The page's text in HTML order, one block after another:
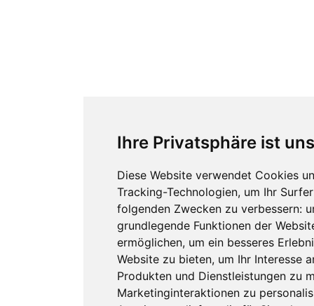
Ihre Privatsphäre ist
Diese Website verwendet Cookies
Tracking-Technologien, um Ihr
folgenden Zwecken zu verbessern:
grundlegende Funktionen der
ermöglichen, um ein besseres
Website zu bieten, um Ihr Interesse
Produkten und Dienstleistungen zu
Marketinginteraktionen zu